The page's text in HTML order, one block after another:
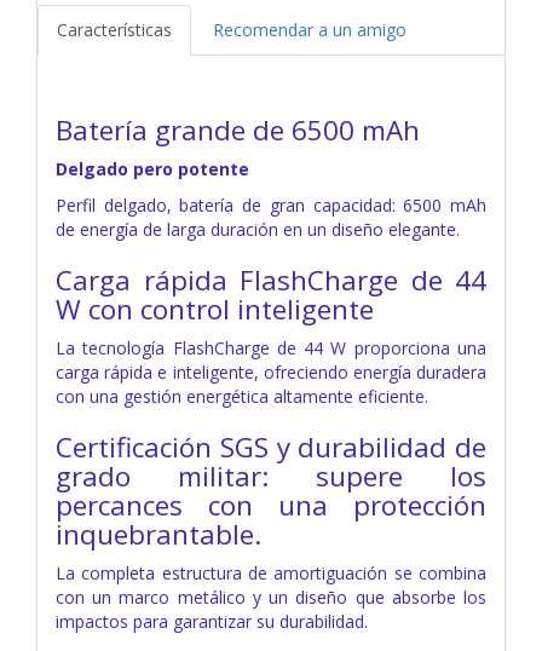
Características Recomendar a un amigo
Batería grande de 6500 mAh
Delgado pero potente
Perfil delgado, batería de gran capacidad: 6500 mAh
de energía de larga duración en un diseño elegante.
Carga rápida FlashCharge de 44
W con control inteligente
La tecnología FlashCharge de 44 W proporciona una
carga rápida e inteligente, ofreciendo energía duradera
con una gestión energética altamente eficiente.
Certificación SGS y durabilidad de
grado militar: supere los
percances con una protección
inquebrantable.
La completa estructura de amortiguación se combina
con un marco metálico y un diseño que absorbe los
impactos para garantizar su durabilidad.